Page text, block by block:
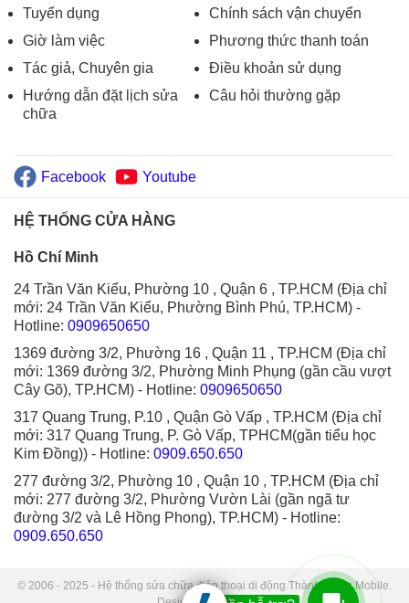
Tuyển dụng
Giờ làm việc
Tác giả, Chuyên gia
Hướng dẫn đặt lịch sửa
chữa
Chính sách vận chuyển
Phương thức thanh toán
Điều khoản sử dụng
Câu hỏi thường gặp
Facebook Youtube
HỆ THỐNG CỬA HÀNG
Hồ Chí Minh
24 Trần Văn Kiểu, Phường 10 , Quận 6 , TP.HCM (Địa chỉ
mới: 24 Trần Văn Kiểu, Phường Bình Phú, TP.HCM) -
Hotline: 0909650650
1369 đường 3/2, Phường 16 , Quận 11 , TP.HCM (Địa chỉ
mới: 1369 đường 3/2, Phường Minh Phụng (gần cầu vượt
Cây Gõ), TP.HCM) - Hotline: 0909650650
317 Quang Trung, P.10 , Quận Gò Vấp , TP.HCM (Địa chỉ
mới: 317 Quang Trung, P. Gò Vấp, TPHCM(gần tiểu học
Kim Đồng)) - Hotline: 0909.650.650
277 đường 3/2, Phường 10 , Quận 10 , TP.HCM (Địa chỉ
mới: 277 đường 3/2, Phường Vườn Lài (gần ngã tư
đường 3/2 và Lê Hồng Phong), TP.HCM) - Hotline:
0909.650.650
© 2006 - 2025 - Hệ thống sửa chữa điện thoại di động Thành Trung Mobile.